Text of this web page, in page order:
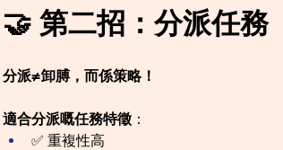
🤝 第二招：分派任務
分派≠卸膊，而係策略！
適合分派嘅任務特徵 ：
✅ 重複性高